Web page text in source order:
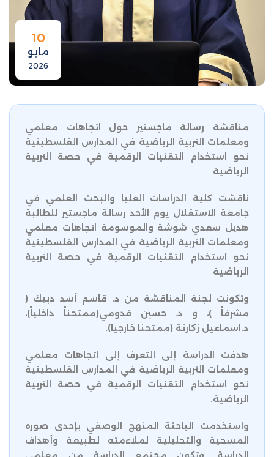
10
مايو
2026
مناقشة رسالة ماجستير حول اتجاهات معلمي
ومعلمات التربية الرياضية في المدارس الفلسطينية
نحو استخدام التقنيات الرقمية في حصة التربية
الرياضية
ناقشت كلية الدراسات العليا والبحث العلمي في
جامعة الاستقلال يوم الأحد رسالة ماجستير للطالبة
هديل سعدي شوشة والموسومة اتجاهات معلمي
ومعلمات التربية الرياضية في المدارس الفلسطينية
نحو استخدام التقنيات الرقمية في حصة التربية
الرياضية
وتكونت لجنة المناقشة من د. قاسم أسد دبيك (
مشرفاً )، و د. حسين قدومي(ممتحناً داخلياً)،
د.اسماعيل زكارنة (ممتحناً خارجياً).
هدفت الدراسة إلى التعرف إلى اتجاهات معلمي
ومعلمات التربية الرياضية في المدارس الفلسطينية
نحو استخدام التقنيات الرقمية في حصة التربية
الرياضية.
واستخدمت الباحثة المنهج الوصفي بإحدى صوره
المسحية والتحليلية لملاءمته لطبيعة وأهداف